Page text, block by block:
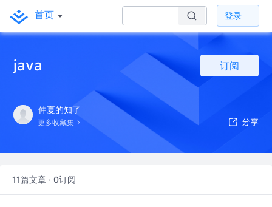
首页 登录
java 订阅
仲夏的知了
更多收藏集
11篇文章 · 0订阅